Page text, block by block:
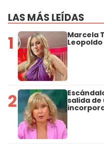
LAS MÁS LEÍDAS
1 Marcela
2 salida de